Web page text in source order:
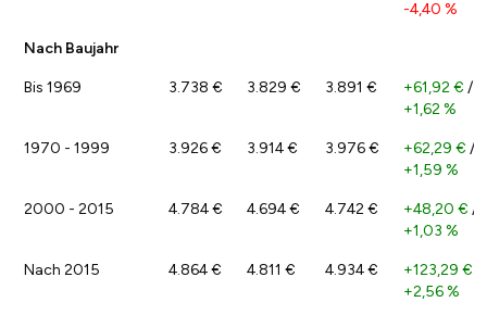
-4,40 %
Nach Baujahr
Bis 1969 3.738 € 3.829 € 3.891 € +61,92 € /
+1,62 %
1970 - 1999 3.926 € 3.914 € 3.976 € +62,29 € /
+1,59 %
2000 - 2015 4.784 € 4.694 € 4.742 € +48,20 € /
+1,03 %
Nach 2015 4.864 € 4.811 € 4.934 € +123,29 €
+2,56 %